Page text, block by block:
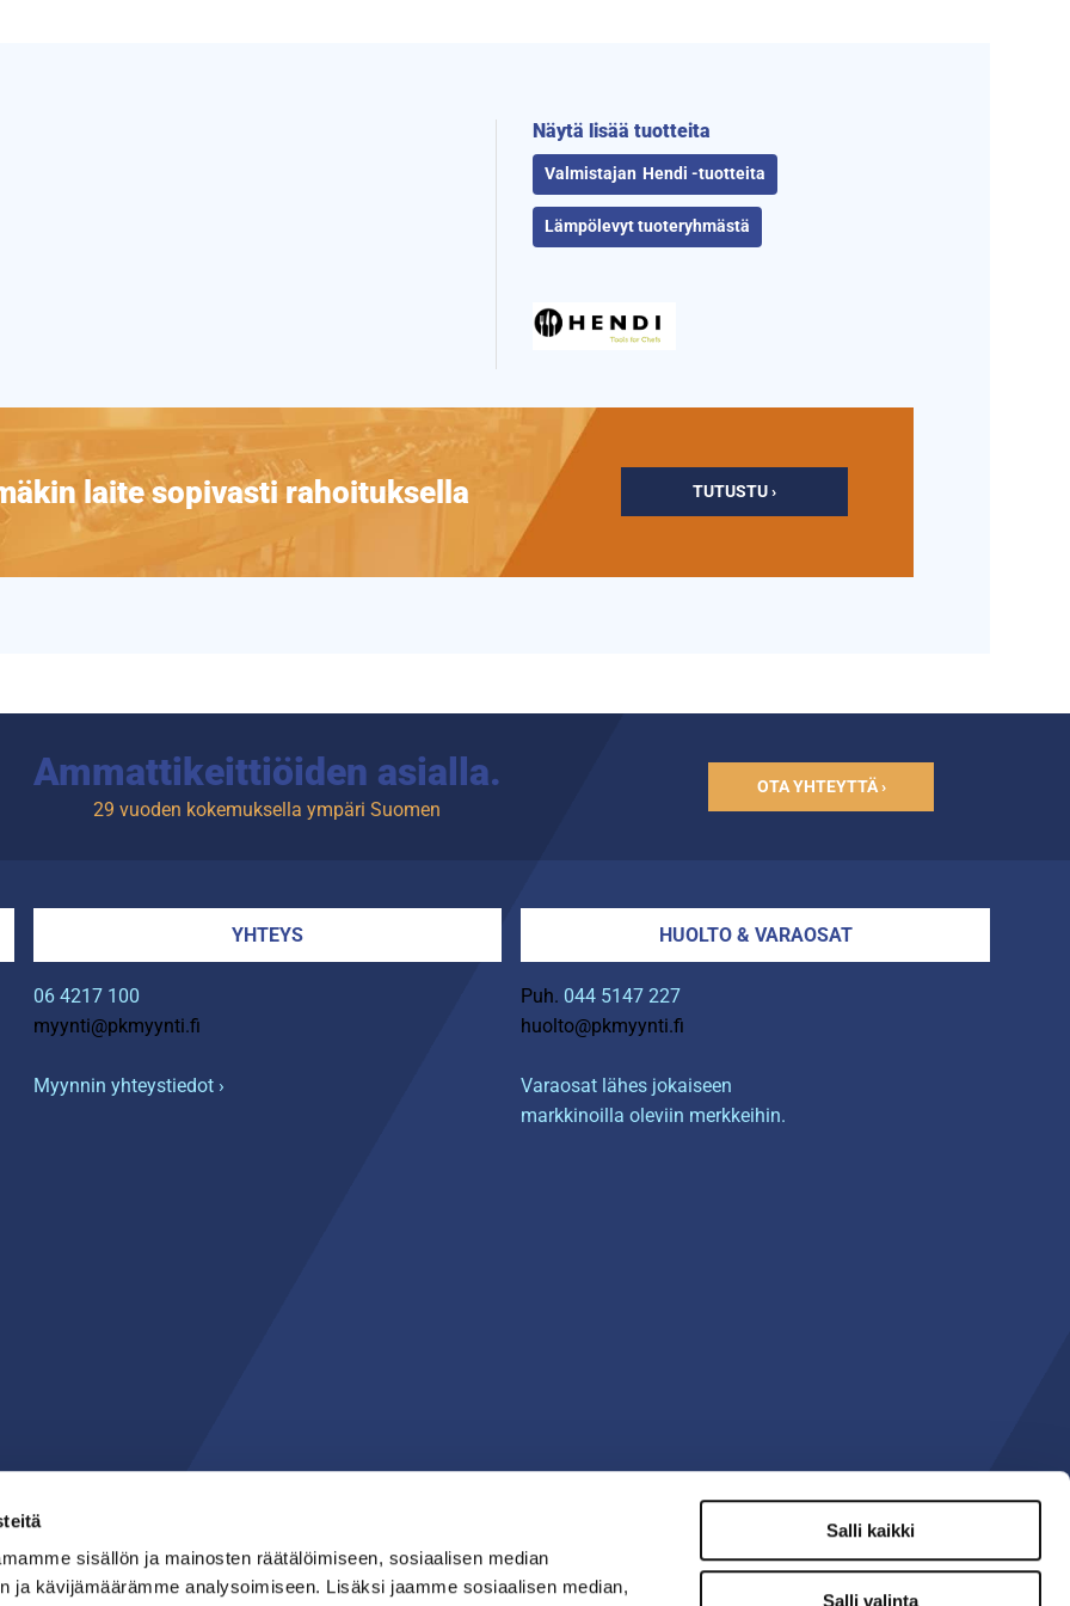
sisällön ja mainosten räätälöimiseen, sosiaalisen median
ja kävijämäärämme analysoimiseen. Lisäksi jaamme sosiaalisen median,
Salli kaikki
Salli valinta
Näytä lisää tuotteita
Hendi -tuotteita
Lämpölevyt tuoteryhmästä
laite sopivasti rahoituksella TUTUSTU ›
Ammattikeittiöiden asialla.
29 vuoden kokemuksella ympäri Suomen
OTA YHTEYTTÄ ›
YHTEYS
06 4217 100
myynti@pkmyynti.fi
Myynnin yhteystiedot ›
HUOLTO & VARAOSAT
Puh. 044 5147 227
huolto@pkmyynti.fi
Varaosat lähes jokaiseen
markkinoilla oleviin merkkeihin.